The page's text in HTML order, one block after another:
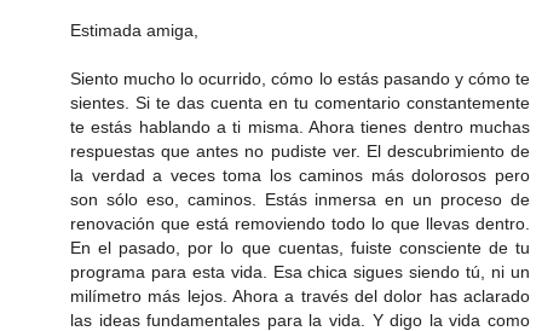
Estimada amiga,
Siento mucho lo ocurrido, cómo lo estás pasando y cómo te
sientes. Si te das cuenta en tu comentario constantemente
te estás hablando a ti misma. Ahora tienes dentro muchas
respuestas que antes no pudiste ver. El descubrimiento de
la verdad a veces toma los caminos más dolorosos pero
son sólo eso, caminos. Estás inmersa en un proceso de
renovación que está removiendo todo lo que llevas dentro.
En el pasado, por lo que cuentas, fuiste consciente de tu
programa para esta vida. Esa chica sigues siendo tú, ni un
milímetro más lejos. Ahora a través del dolor has aclarado
las ideas fundamentales para la vida. Y digo la vida como